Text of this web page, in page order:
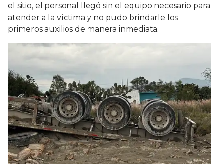
el sitio, el personal llegó sin el equipo necesario para
atender a la víctima y no pudo brindarle los
primeros auxilios de manera inmediata.